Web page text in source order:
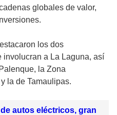
globales de valor,
los dos
involucran a La Laguna, así
la Zona
la de Tamaulipas.
autos eléctricos, gran